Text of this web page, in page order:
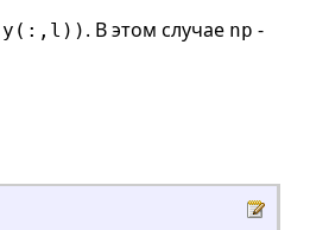
. В этом случае np -